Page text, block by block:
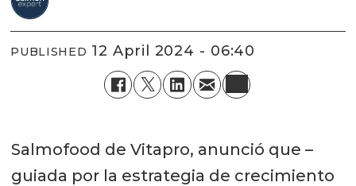
PUBLISHED 12 April 2024 - 06:40
Salmofood de Vitapro, anunció que –
guiada por la estrategia de crecimiento